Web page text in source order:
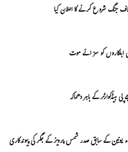
جنگ شروع کرنے کا اعلان کیا
کے باہر دھماکہ
یونین کے سابق صدر شمس پرویز کے جگر کی پیوندکاری